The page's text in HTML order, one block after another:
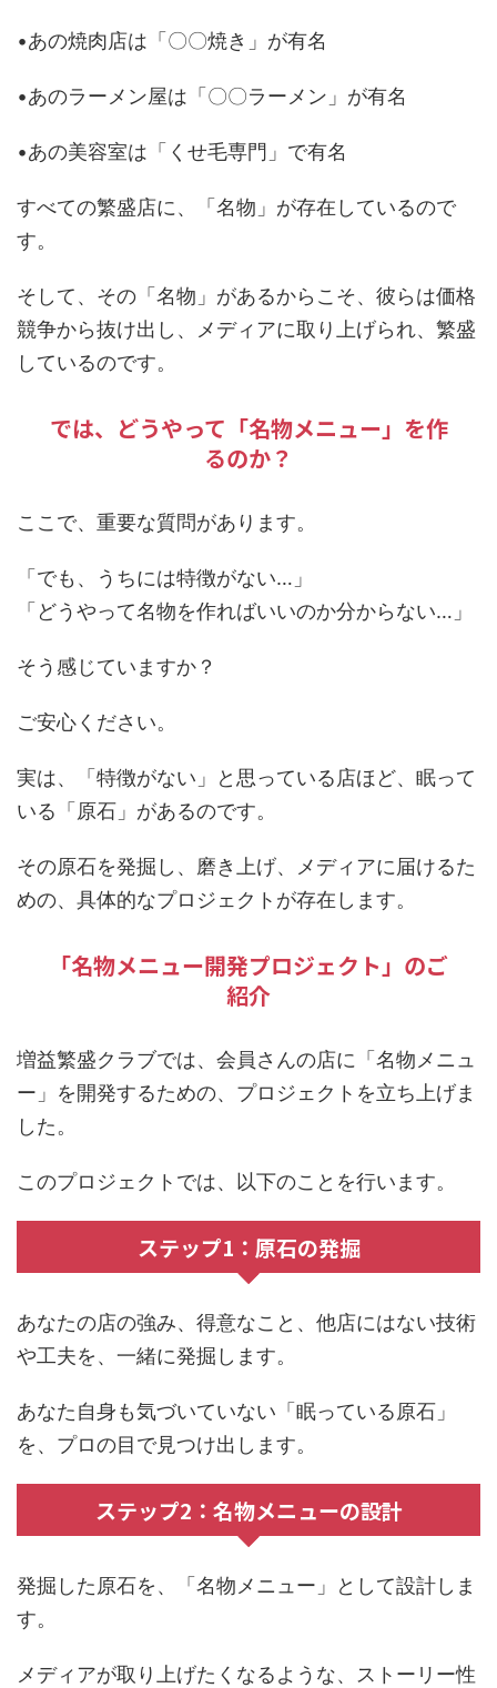
•あの焼肉店は「〇〇焼き」が有名
•あのラーメン屋は「〇〇ラーメン」が有名
•あの美容室は「くせ毛専門」で有名
すべての繁盛店に、「名物」が存在しているので
す。
そして、その「名物」があるからこそ、彼らは価格
競争から抜け出し、メディアに取り上げられ、繁盛
しているのです。
では、どうやって「名物メニュー」を作
るのか？
ここで、重要な質問があります。
「でも、うちには特徴がない…」
「どうやって名物を作ればいいのか分からない…」
そう感じていますか？
ご安心ください。
実は、「特徴がない」と思っている店ほど、眠って
いる「原石」があるのです。
その原石を発掘し、磨き上げ、メディアに届けるた
めの、具体的なプロジェクトが存在します。
「名物メニュー開発プロジェクト」のご
紹介
増益繁盛クラブでは、会員さんの店に「名物メニュ
ー」を開発するための、プロジェクトを立ち上げま
した。
このプロジェクトでは、以下のことを行います。
ステップ1：原石の発掘
あなたの店の強み、得意なこと、他店にはない技術
や工夫を、一緒に発掘します。
あなた自身も気づいていない「眠っている原石」
を、プロの目で見つけ出します。
ステップ2：名物メニューの設計
発掘した原石を、「名物メニュー」として設計しま
す。
メディアが取り上げたくなるような、ストーリー性